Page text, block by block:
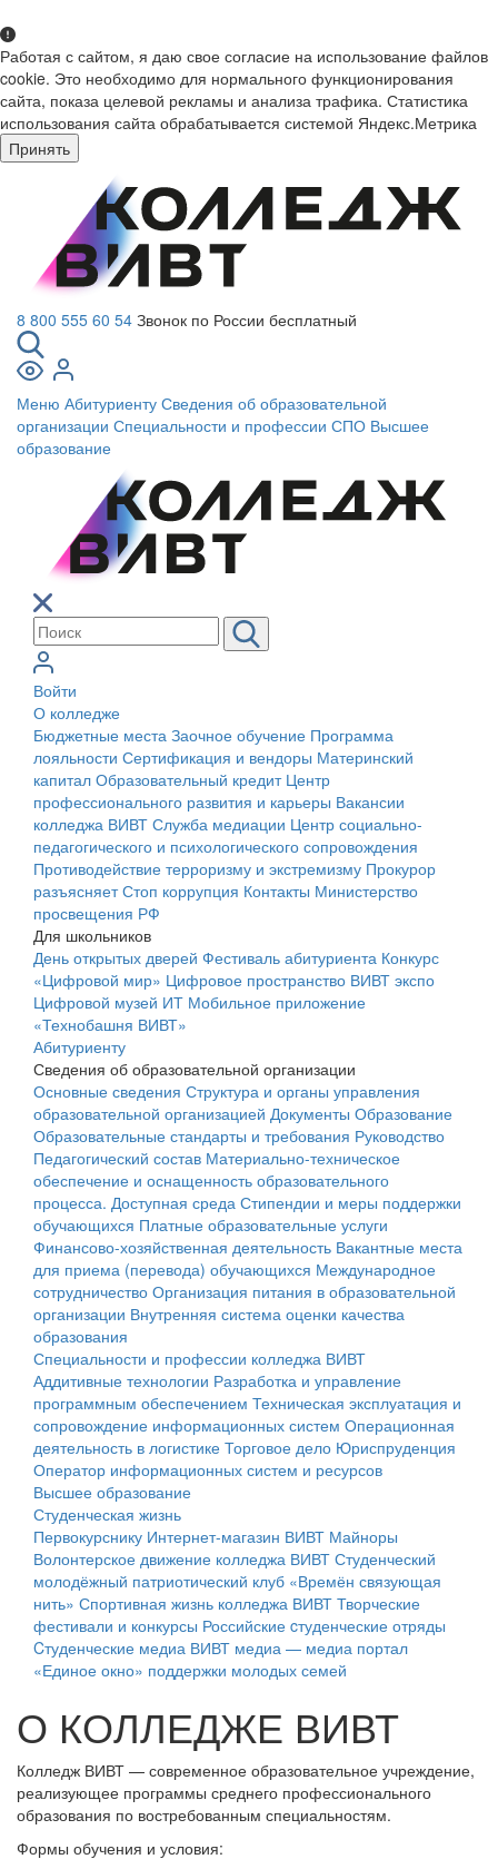
Работая с сайтом, я даю свое согласие на использование файлов
cookie. Это необходимо для нормального функционирования
сайта, показа целевой рекламы и анализа трафика. Статистика
использования сайта обрабатывается системой Яндекс.Метрика
Принять
8 800 555 60 54 Звонок по России бесплатный
Меню Абитуриенту Сведения об образовательной
организации Специальности и профессии СПО Высшее
образование
Войти
О колледже
Бюджетные места Заочное обучение Программа
лояльности Сертификация и вендоры Материнский
капитал Образовательный кредит Центр
профессионального развития и карьеры Вакансии
колледжа ВИВТ Служба медиации Центр социально-
педагогического и психологического сопровождения
Противодействие терроризму и экстремизму Прокурор
разъясняетСтоп коррупция Контакты Министерство
просвещения РФ
Для школьников
День открытых дверей Фестиваль абитуриента Конкурс
«Цифровой мир» Цифровое пространство ВИВТ экспо
Цифровой музей ИТ Мобильное приложение
«Технобашня ВИВТ»
Абитуриенту
Сведения об образовательной организации
Основные сведения Структура и органы управления
образовательной организацией Документы Образование
Образовательные стандарты и требования Руководство
Педагогический состав Материально-техническое
обеспечение и оснащенность образовательного
процесса. Доступная среда Стипендии и меры поддержки
обучающихся Платные образовательные услуги
Финансово-хозяйственная деятельность Вакантные места
для приема (перевода) обучающихся Международное
сотрудничество Организация питания в образовательной
организации Внутренняя система оценки качества
образования
Специальности и профессии колледжа ВИВТ
Аддитивные технологии Разработка и управление
программным обеспечением Техническая эксплуатация и
сопровождение информационных систем Операционная
деятельность в логистике Торговое дело Юриспруденция
Оператор информационных систем и ресурсов
Высшее образование
Студенческая жизнь
Первокурснику Интернет-магазин ВИВТ Майноры
Волонтерское движение колледжа ВИВТ Студенческий
молодёжный патриотический клуб «Времён связующая
нить» Спортивная жизнь колледжа ВИВТ Творческие
фестивали и конкурсы Российские cтуденческие отряды
Cтуденческие медиа ВИВТ медиа — медиа портал
«Единое окно» поддержки молодых семей
О КОЛЛЕДЖЕ ВИВТ
Колледж ВИВТ — современное образовательное учреждение,
реализующее программы среднего профессионального
образования по востребованным специальностям.
Формы обучения и условия: